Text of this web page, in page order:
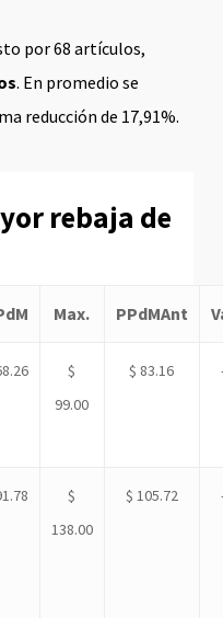
por 68 artículos,
. En promedio se
reducción de 17,91%.
rebaja de
Max. PPdMAnt
$
99.00
$ 83.16
$
138.00
$ 105.72